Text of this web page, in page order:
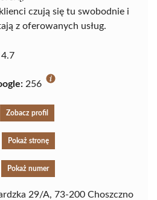
czują się tu swobodnie i
z oferowanych usług.
4.7
256
Zobacz profil
Pokaż stronę
Pokaż numer
29/A, 73-200 Choszczno